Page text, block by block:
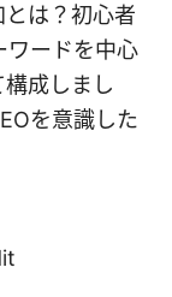
は？初心者
ワードを中心
成しまし
を意識した